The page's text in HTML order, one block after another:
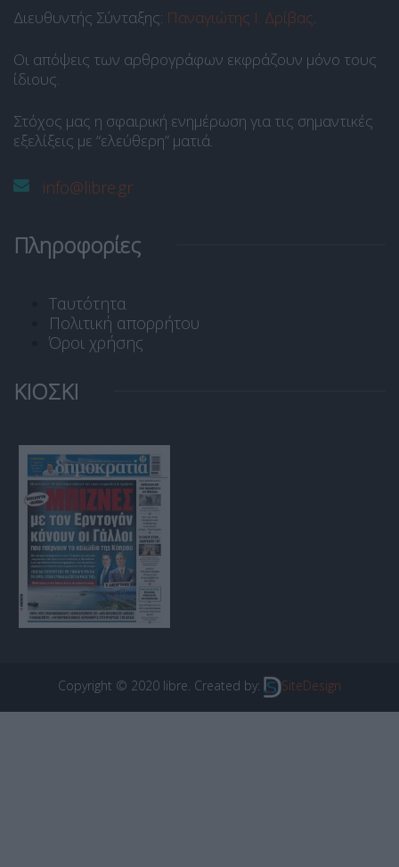
Διευθυντής Σύνταξης: Παναγιώτης Ι. Δρίβας.
Οι απόψεις των αρθρογράφων εκφράζουν μόνο τους
ίδιους.
Στόχος μας η σφαιρική ενημέρωση για τις σημαντικές
εξελίξεις με “ελεύθερη” ματιά.
info@libre.gr
Πληροφορίες
Ταυτότητα
Πολιτική απορρήτου
Όροι χρήσης
ΚΙΟΣΚΙ
Copyright © 2020 libre. Created by: SiteDesign